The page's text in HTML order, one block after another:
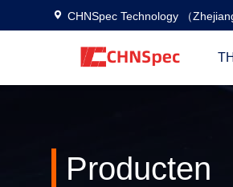
CHNSpec Technology （
Producten